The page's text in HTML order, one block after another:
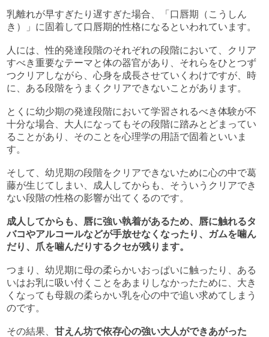
乳離れが早すぎたり遅すぎた場合、「口唇期（こうしん
き）」に固着して口唇期的性格になるといわれています。
人には、性的発達段階のそれぞれの段階において、クリア
すべき重要なテーマと体の器官があり、それらをひとつず
つクリアしながら、心身を成長させていくわけですが、時
に、ある段階をうまくクリアできないことがあります。
とくに幼少期の発達段階において学習されるべき体験が不
十分な場合、大人になってもその段階に踏みとどまってい
ることがあり、そのことを心理学の用語で固着といいま
す。
そして、幼児期の段階をクリアできないために心の中で葛
藤が生じてしまい、成人してからも、そういうクリアでき
ない段階の性格の影響が出てくるのです。
成人してからも、唇に強い執着があるため、唇に触れるタ
バコやアルコールなどが手放せなくなったり、ガムを噛ん
だり、爪を噛んだりするクセが残ります。
つまり、幼児期に母の柔らかいおっぱいに触ったり、ある
いはお乳に吸い付くことをあまりしなかったために、大き
くなっても母親の柔らかい乳を心の中で追い求めてしまう
のです。
その結果、 甘えん坊で依存心の強い大人ができあがった